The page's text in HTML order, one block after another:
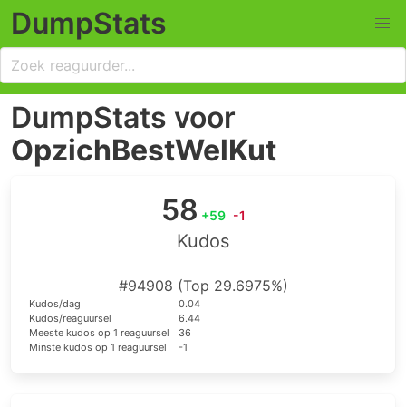
DumpStats
DumpStats voor
OpzichBestWelKut
58 +59 -1
Kudos
#94908 (Top 29.6975%)
Kudos/dag
0.04
Kudos/reaguursel
6.44
Meeste kudos op 1 reaguursel
36
Minste kudos op 1 reaguursel
-1